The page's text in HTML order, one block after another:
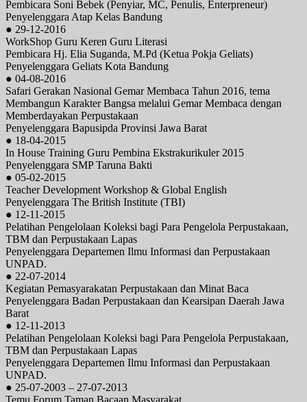
Pembicara Soni Bebek (Penyiar, MC, Penulis, Enterpreneur)
Penyelenggara Atap Kelas Bandung
● 29-12-2016
WorkShop Guru Keren Guru Literasi
Pembicara Hj. Elia Suganda, M.Pd (Ketua Pokja Geliats)
Penyelenggara Geliats Kota Bandung
● 04-08-2016
Safari Gerakan Nasional Gemar Membaca Tahun 2016, tema
Membangun Karakter Bangsa melalui Gemar Membaca dengan
Memberdayakan Perpustakaan
Penyelenggara Bapusipda Provinsi Jawa Barat
● 18-04-2015
In House Training Guru Pembina Ekstrakurikuler 2015
Penyelenggara SMP Taruna Bakti
● 05-02-2015
Teacher Development Workshop & Global English
Penyelenggara The British Institute (TBI)
● 12-11-2015
Pelatihan Pengelolaan Koleksi bagi Para Pengelola Perpustakaan,
TBM dan Perpustakaan Lapas
Penyelenggara Departemen Ilmu Informasi dan Perpustakaan
UNPAD.
● 22-07-2014
Kegiatan Pemasyarakatan Perpustakaan dan Minat Baca
Penyelenggara Badan Perpustakaan dan Kearsipan Daerah Jawa
Barat
● 12-11-2013
Pelatihan Pengelolaan Koleksi bagi Para Pengelola Perpustakaan,
TBM dan Perpustakaan Lapas
Penyelenggara Departemen Ilmu Informasi dan Perpustakaan
UNPAD.
● 25-07-2003 – 27-07-2013